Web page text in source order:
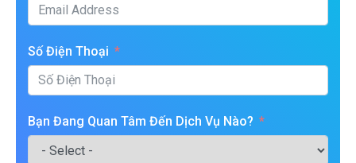
Số Điện Thoại
Bạn Đang Quan Tâm Đến Dịch Vụ Nào?